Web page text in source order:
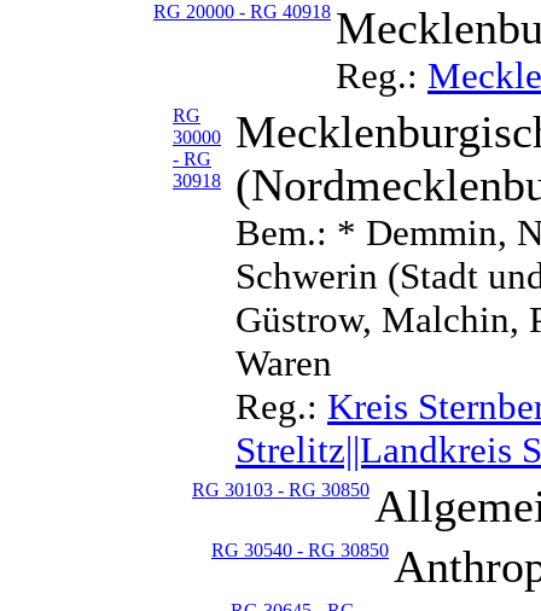
RG 20000 - RG 40918
Reg.:
RG
30000
- RG
30918
Bem.: * Demmin,
Schwerin (Stadt
Güstrow, Malchin,
Waren
Reg.: Kreis
Strelitz||Landkreis
RG 30103 - RG 30850
RG 30540 - RG 30850